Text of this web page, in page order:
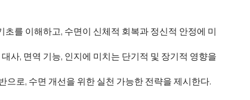
를 이해하고, 수면이 신체적 회복과 정신적 안정에 미
사, 면역 기능, 인지에 미치는 단기적 및 장기적 영향을
으로, 수면 개선을 위한 실천 가능한 전략을 제시한다.